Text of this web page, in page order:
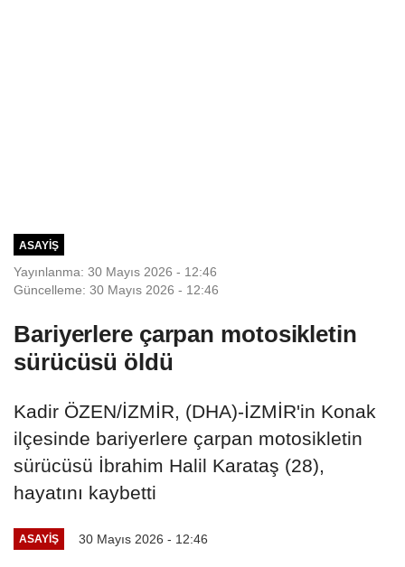
ASAYIŞ
Yayınlanma: 30 Mayıs 2026 - 12:46
Güncelleme: 30 Mayıs 2026 - 12:46
Bariyerlere çarpan motosikletin
sürücüsü öldü
Kadir ÖZEN/İZMİR, (DHA)-İZMİR'in Konak
ilçesinde bariyerlere çarpan motosikletin
sürücüsü İbrahim Halil Karataş (28),
hayatını kaybetti
ASAYIŞ 30 Mayıs 2026 - 12:46